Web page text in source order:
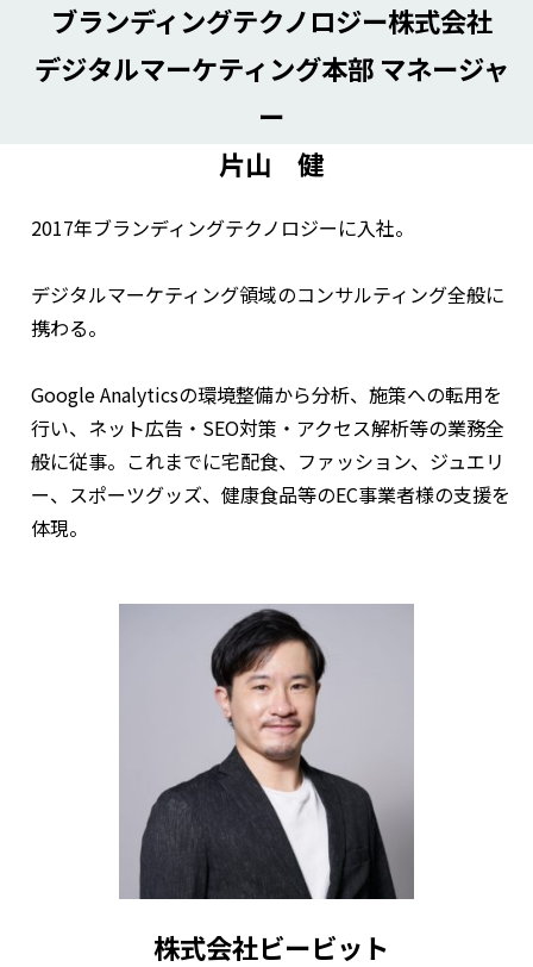
ブランディングテクノロジー株式会社
デジタルマーケティング本部 マネージャ
ー
片山 健
2017年ブランディングテクノロジーに入社。
デジタルマーケティング領域のコンサルティング全般に
携わる。
Google Analyticsの環境整備から分析、施策への転用を
行い、ネット広告・SEO対策・アクセス解析等の業務全
般に従事。これまでに宅配食、ファッション、ジュエリ
ー、スポーツグッズ、健康食品等のEC事業者様の支援を
体現。
株式会社ビービット